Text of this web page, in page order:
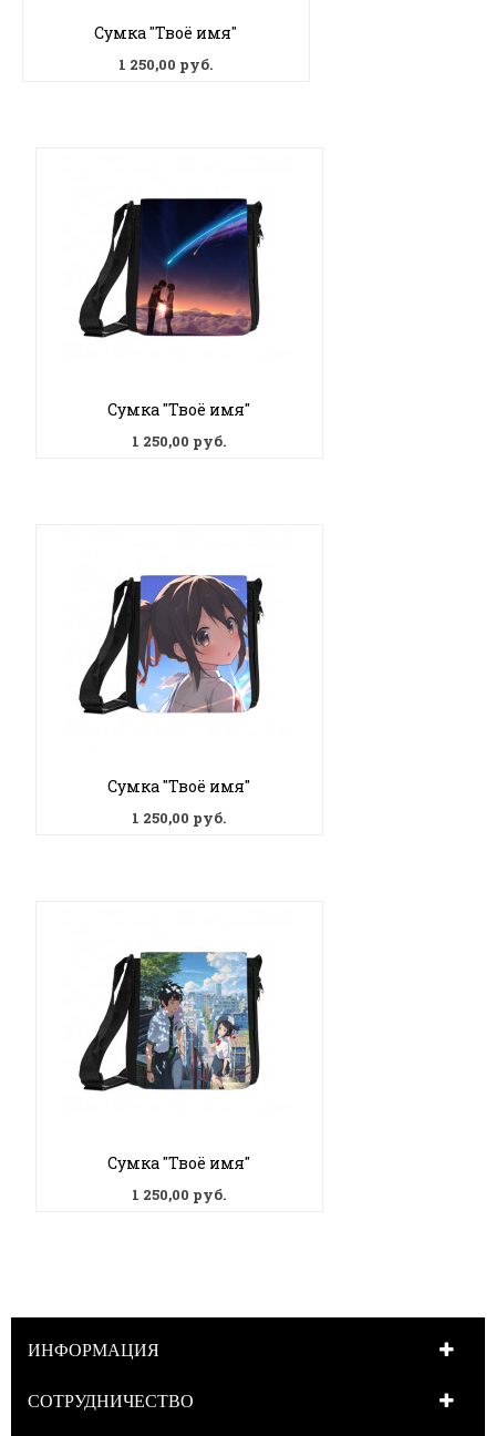
Сумка "Твоё имя"
1 250,00 руб.
Сумка "Твоё имя"
1 250,00 руб.
Сумка "Твоё имя"
1 250,00 руб.
Сумка "Твоё имя"
1 250,00 руб.
ИНФОРМАЦИЯ
СОТРУДНИЧЕСТВО